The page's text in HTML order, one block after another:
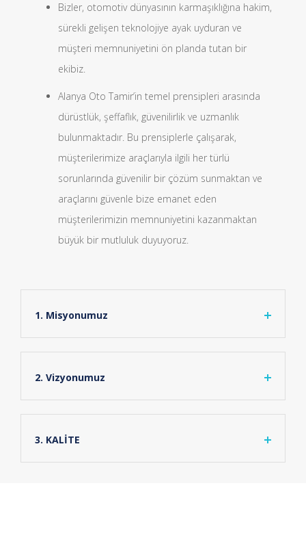
Bizler, otomotiv dünyasının karmaşıklığına hakim,
sürekli gelişen teknolojiye ayak uyduran ve
müşteri memnuniyetini ön planda tutan bir
ekibiz.
Alanya Oto Tamir’in temel prensipleri arasında
dürüstlük, şeffaflık, güvenilirlik ve uzmanlık
bulunmaktadır. Bu prensiplerle çalışarak,
müşterilerimize araçlarıyla ilgili her türlü
sorunlarında güvenilir bir çözüm sunmaktan ve
araçlarını güvenle bize emanet eden
müşterilerimizin memnuniyetini kazanmaktan
büyük bir mutluluk duyuyoruz.
1. Misyonumuz
2. Vizyonumuz
3. KALİTE